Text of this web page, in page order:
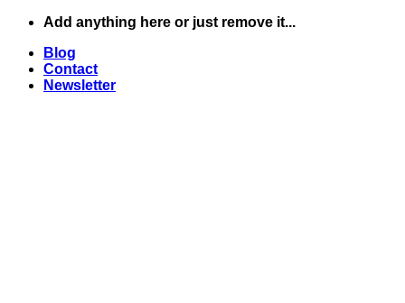
Skip
content
Add anything here or just remove it...
Blog
Contact
Newsletter